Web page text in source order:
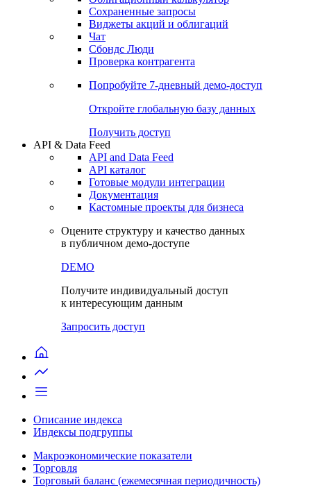
Сохраненные запросы
Виджеты акций и облигаций
Чат
Сбондс Люди
Проверка контрагента
Попробуйте 7-дневный демо-доступ
Откройте глобальную базу данных
Получить доступ
API & Data Feed
API and Data Feed
API каталог
Готовые модули интеграции
Документация
Кастомные проекты для бизнеса
Оцените структуру и качество данных
в публичном демо-доступе
DEMO
Получите индивидуальный доступ
к интересующим данным
Запросить доступ
Описание индекса
Индексы подгруппы
Макроэкономические показатели
Торговля
Торговый баланс (ежемесячная периодичность)